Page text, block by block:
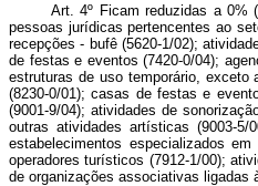
Art. 4º Ficam reduzidas a 0%
pessoas jurídicas pertencentes ao
recepções - bufê (5620-1/02);
de festas e eventos (7420-0/04);
estruturas de uso temporário, exceto
(8230-0/01); casas de festas e
(9001-9/04); atividades de
outras atividades artísticas (9003-
estabelecimentos especializados
operadores turísticos (7912-1/00);
de organizações associativas